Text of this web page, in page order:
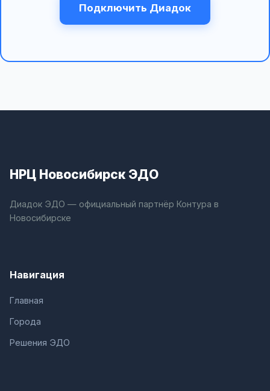
Подключить Диадок
НРЦ Новосибирск ЭДО
Диадок ЭДО — официальный партнёр Контура в
Новосибирске
Навигация
Главная
Города
Решения ЭДО